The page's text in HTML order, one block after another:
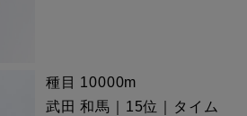
種目 10000m
武田 和馬｜15位｜タイム